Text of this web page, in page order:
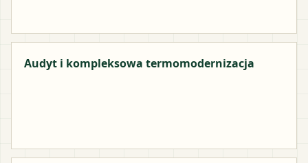
Audyt i kompleksowa termomodernizacja